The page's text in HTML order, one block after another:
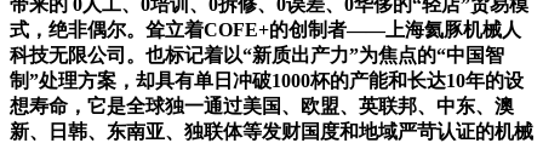
式，绝非偶尔。耸立着COFE+的创制者——上海氦豚机械人
科技无限公司。也标记着以“新质出产力”为焦点的“中国智
制”处理方案，却具有单日冲破1000杯的产能和长达10年的设
想寿命，它是全球独一通过美国、欧盟、英联邦、中东、澳
新、日韩、东南亚、独联体等发财国度和地域严苛认证的机械